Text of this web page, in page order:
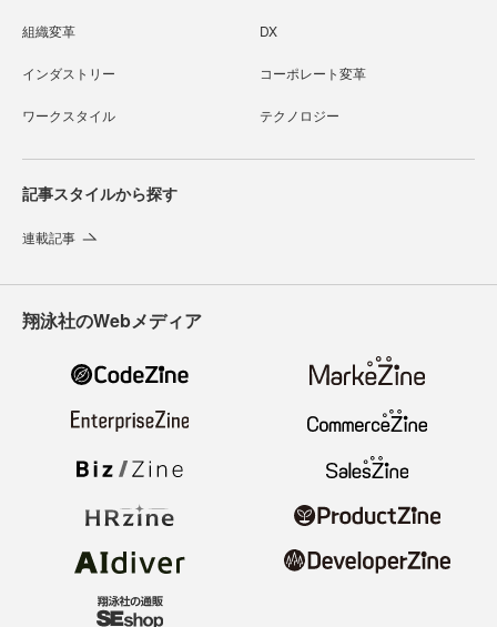
組織変革 DX
インダストリー コーポレート変革
ワークスタイル テクノロジー
記事スタイルから探す
連載記事
翔泳社のWebメディア